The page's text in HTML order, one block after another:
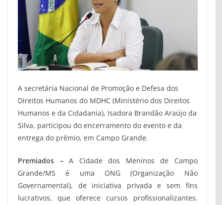
A secretária Nacional de Promoção e Defesa dos
Direitos Humanos do MDHC (Ministério dos Direitos
Humanos e da Cidadania), Isadora Brandão Araújo da
Silva, participou do encerramento do evento e da
entrega do prêmio, em Campo Grande.
Premiados –A Cidade dos Meninos de Campo
Grande/MS é uma ONG (Organização Não
Governamental), de iniciativa privada e sem fins
lucrativos, que oferece cursos profissionalizantes.